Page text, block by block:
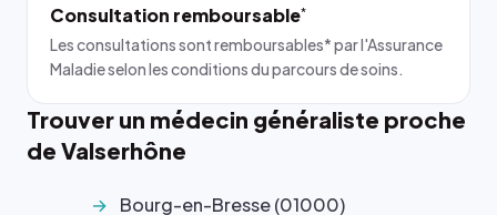
Consultation remboursable*
Les consultations sont remboursables* par l'Assurance
Maladie selon les conditions du parcours de soins.
Trouver un médecin généraliste proche
de Valserhône
Bourg-en-Bresse (01000)